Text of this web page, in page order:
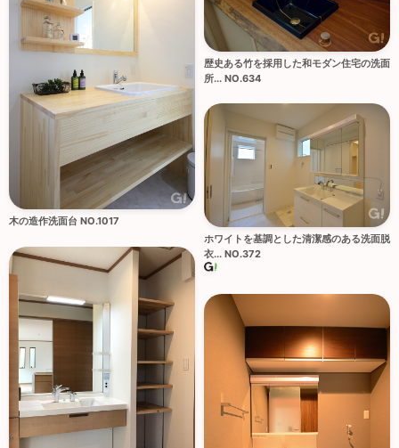
歴史ある竹を採用した和モダン住宅の洗面
所... NO.634
木の造作洗面台 NO.1017
ホワイトを基調とした清潔感のある洗面脱
衣... NO.372